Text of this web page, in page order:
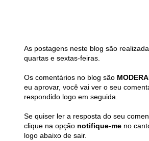
As postagens neste blog são
quartas e sextas-feiras.
Os comentários no blog são
eu aprovar, você vai ver o seu
respondido logo em seguida.
Se quiser ler a resposta do seu
clique na opção notifique-me no
logo abaixo de sair.